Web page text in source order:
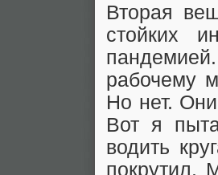
Вторая
стойких
рабочему
Но нет.
Вот я
водить
покрутил.